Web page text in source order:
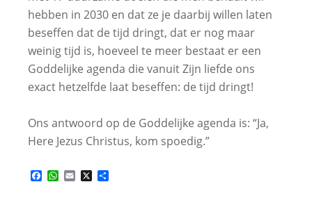
hebben in 2030 en dat ze je daarbij willen laten
beseffen dat de tijd dringt, dat er nog maar
weinig tijd is, hoeveel te meer bestaat er een
Goddelijke agenda die vanuit Zijn liefde ons
exact hetzelfde laat beseffen: de tijd dringt!
Ons antwoord op de Goddelijke agenda is: “Ja,
Here Jezus Christus, kom spoedig.”
Facebook
WhatsApp
Email
X